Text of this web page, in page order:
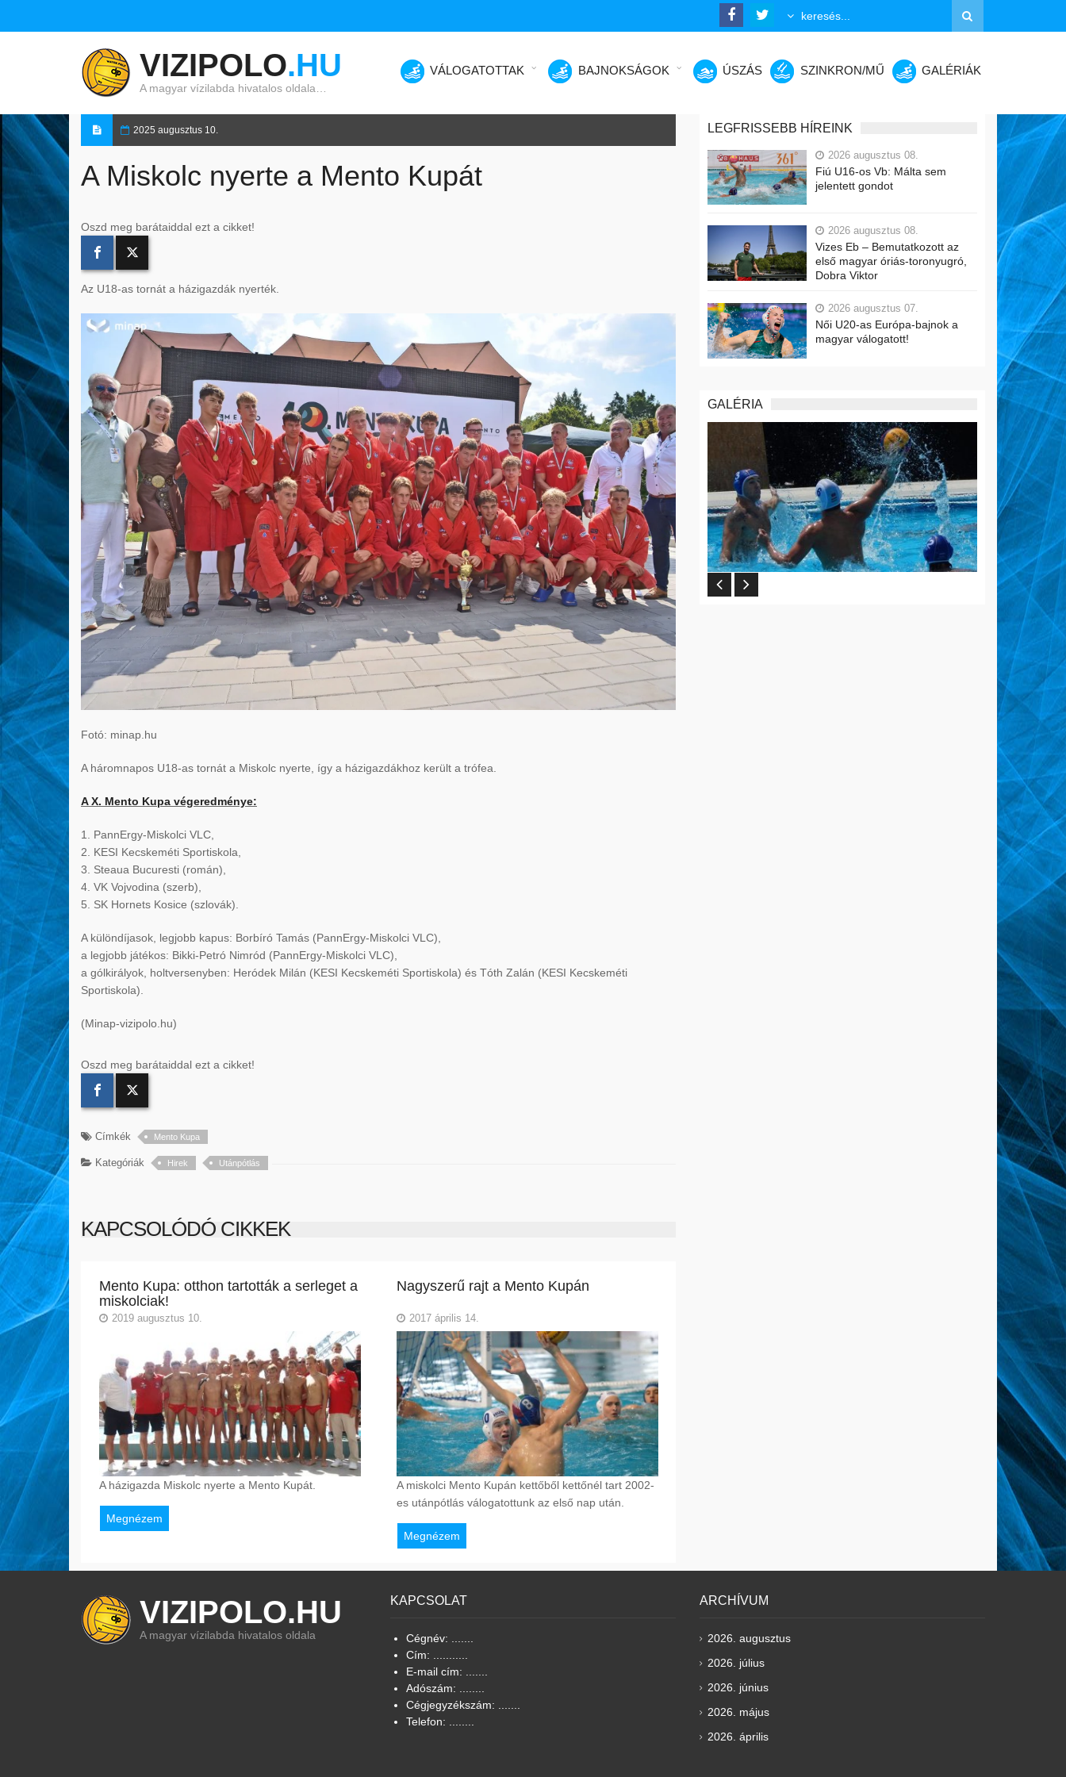
VIZIPOLO.HU
A magyar vízilabda hivatalos oldala…
VÁLOGATOTTAK BAJNOKSÁGOK ÚSZÁS SZINKRON/MŰ GALÉRIÁK
2025 augusztus 10.
A Miskolc nyerte a Mento Kupát
Oszd meg barátaiddal ezt a cikket!
Az U18-as tornát a házigazdák nyerték.
Fotó: minap.hu
A háromnapos U18-as tornát a Miskolc nyerte, így a házigazdákhoz került a trófea.
A X. Mento Kupa végeredménye:
1. PannErgy-Miskolci VLC,
2. KESI Kecskeméti Sportiskola,
3. Steaua Bucuresti (román),
4. VK Vojvodina (szerb),
5. SK Hornets Kosice (szlovák).
A különdíjasok, legjobb kapus: Borbíró Tamás (PannErgy-Miskolci VLC),
a legjobb játékos: Bikki-Petró Nimród (PannErgy-Miskolci VLC),
a gólkirályok, holtversenyben: Heródek Milán (KESI Kecskeméti Sportiskola) és Tóth Zalán (KESI Kecskeméti
Sportiskola).
(Minap-vizipolo.hu)
Oszd meg barátaiddal ezt a cikket!
Címkék Mento Kupa
Kategóriák Hirek Utánpótlás
KAPCSOLÓDÓ CIKKEK
Mento Kupa: otthon tartották a serleget a
miskolciak!
2019 augusztus 10.
A házigazda Miskolc nyerte a Mento Kupát.
Megnézem
Nagyszerű rajt a Mento Kupán
2017 április 14.
A miskolci Mento Kupán kettőből kettőnél tart 2002-
es utánpótlás válogatottunk az első nap után.
Megnézem
LEGFRISSEBB HÍREINK
2026 augusztus 08.
Fiú U16-os Vb: Málta sem
jelentett gondot
2026 augusztus 08.
Vizes Eb – Bemutatkozott az
első magyar óriás-toronyugró,
Dobra Viktor
2026 augusztus 07.
Női U20-as Európa-bajnok a
magyar válogatott!
GALÉRIA
VIZIPOLO.HU
A magyar vízilabda hivatalos oldala
KAPCSOLAT
Cégnév: .......
Cím: ...........
E-mail cím: .......
Adószám: ........
Cégjegyzékszám: .......
Telefon: ........
ARCHÍVUM
2026. augusztus
2026. július
2026. június
2026. május
2026. április